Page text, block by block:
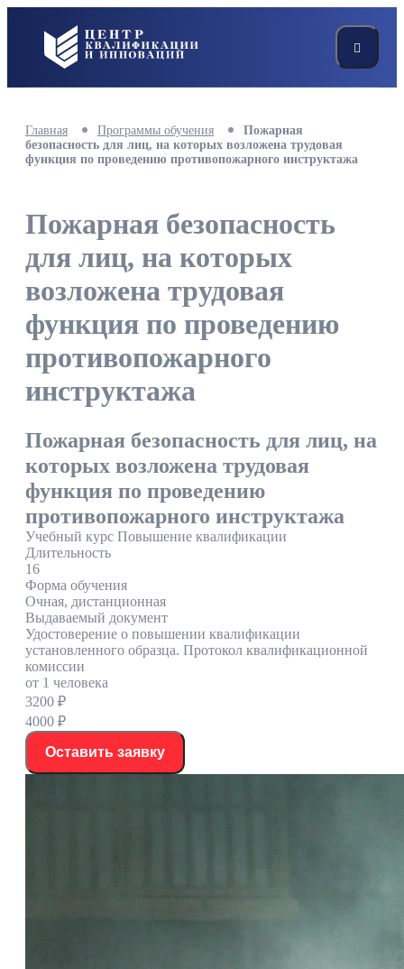
Главная Программы обучения
Пожарная
безопасность для лиц, на которых возложена трудовая
функция по проведению противопожарного инструктажа
Пожарная безопасность
для лиц, на которых
возложена трудовая
функция по проведению
противопожарного
инструктажа
Пожарная безопасность для лиц, на
которых возложена трудовая
функция по проведению
противопожарного инструктажа
Учебный курс Повышение квалификации
Длительность
16
Форма обучения
Очная, дистанционная
Выдаваемый документ
Удостоверение о повышении квалификации
установленного образца. Протокол квалификационной
комиссии
от 1 человека
3200 ₽
4000 ₽
Оставить заявку